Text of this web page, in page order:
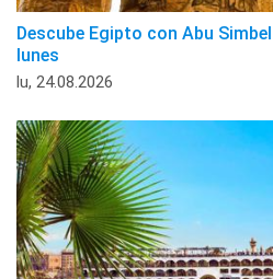
Descube Egipto con Abu
lunes
lu, 24.08.2026